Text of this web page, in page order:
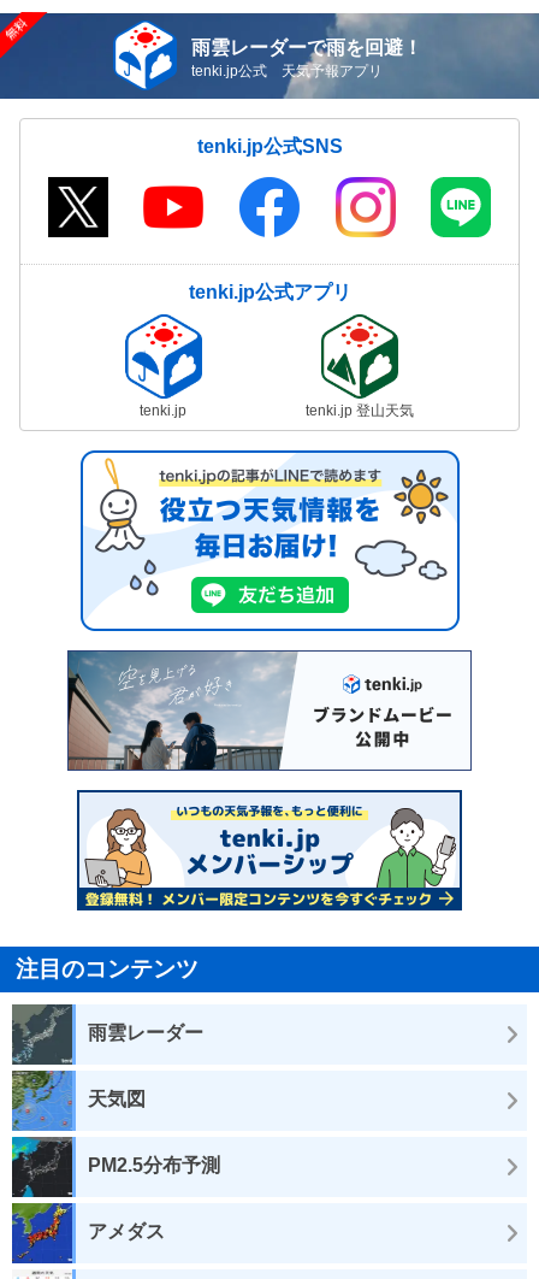
雨雲レーダーで雨を回避！
tenki.jp公式 天気予報アプリ
tenki.jp公式SNS
tenki.jp公式アプリ
tenki.jp tenki.jp 登山天気
注目のコンテンツ
雨雲レーダー
天気図
PM2.5分布予測
アメダス